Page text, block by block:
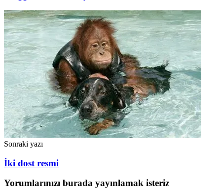
Sonraki yazı
İki dost resmi
Yorumlarınızı burada yayınlamak isteriz